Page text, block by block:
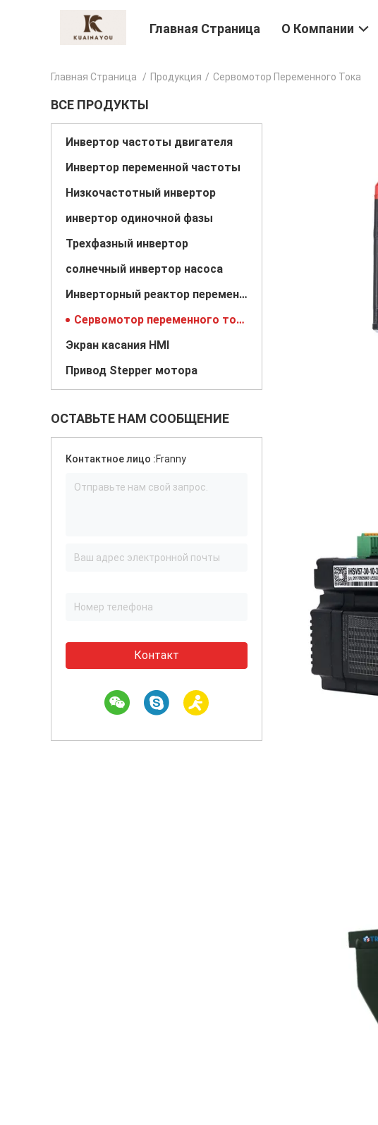
Главная Страница О Компании
Главная Страница / Продукция / Сервомотор Переменного Тока
ВСЕ ПРОДУКТЫ
Инвертор частоты двигателя
Инвертор переменной частоты
Низкочастотный инвертор
инвертор одиночной фазы
Трехфазный инвертор
солнечный инвертор насоса
Инверторный реактор переменного тока
Сервомотор переменного тока
Экран касания HMI
Привод Stepper мотора
ОСТАВЬТЕ НАМ СООБЩЕНИЕ
Контактное лицо :Franny
Контакт